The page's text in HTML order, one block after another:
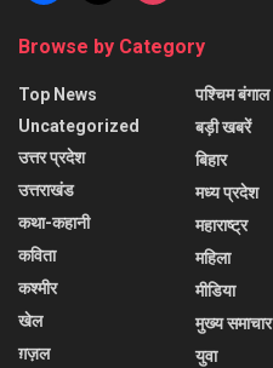
Browse by Category
Top News
Uncategorized
उत्तर प्रदेश
उत्तराखंड
कथा-कहानी
कविता
कश्मीर
खेल
ग़ज़ल
पश्चिम बंगाल
बड़ी खबरें
बिहार
मध्य प्रदेश
महाराष्ट्र
महिला
मीडिया
मुख्य समाचार
युवा